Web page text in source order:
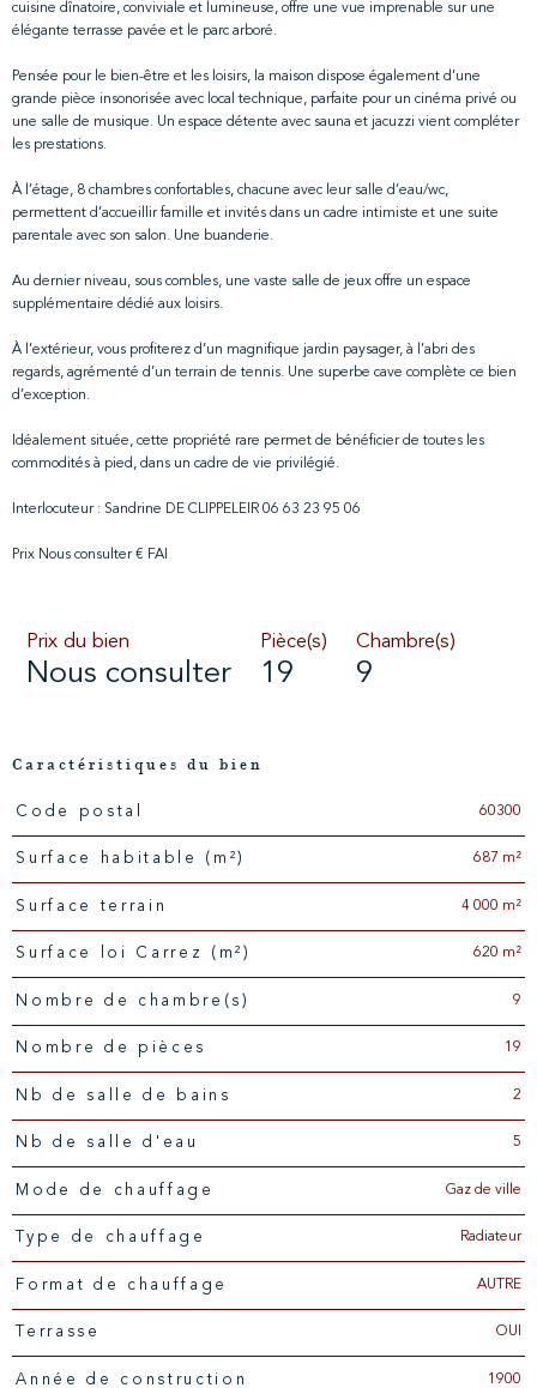
cuisine dînatoire, conviviale et lumineuse, offre une vue imprenable sur une
élégante terrasse pavée et le parc arboré.
Pensée pour le bien-être et les loisirs, la maison dispose également d’une
grande pièce insonorisée avec local technique, parfaite pour un cinéma privé ou
une salle de musique. Un espace détente avec sauna et jacuzzi vient compléter
les prestations.
À l’étage, 8 chambres confortables, chacune avec leur salle d’eau/wc,
permettent d’accueillir famille et invités dans un cadre intimiste et une suite
parentale avec son salon. Une buanderie.
Au dernier niveau, sous combles, une vaste salle de jeux offre un espace
supplémentaire dédié aux loisirs.
À l’extérieur, vous profiterez d’un magnifique jardin paysager, à l’abri des
regards, agrémenté d’un terrain de tennis. Une superbe cave complète ce bien
d’exception.
Idéalement située, cette propriété rare permet de bénéficier de toutes les
commodités à pied, dans un cadre de vie privilégié.
Interlocuteur : Sandrine DE CLIPPELEIR 06 63 23 95 06
Prix Nous consulter € FAI
Prix du bien
Nous consulter
Pièce(s)
19
Chambre(s)
9
Caractéristiques du bien
Caractéristiques Valeurs
Code postal 60300
Surface habitable (m²) 687 m²
surface terrain 4 000 m²
Surface loi Carrez (m²) 620 m²
Nombre de chambre(s) 9
Nombre de pièces 19
Nb de salle de bains 2
Nb de salle d'eau 5
Mode de chauffage Gaz de ville
Type de chauffage Radiateur
Format de chauffage AUTRE
Terrasse OUI
Année de construction 1900